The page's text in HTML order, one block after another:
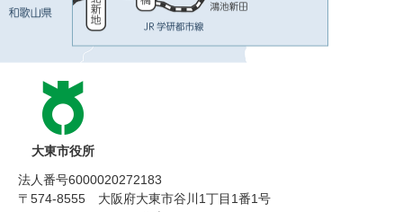
大東市役所
法人番号6000020272183
〒574-8555 大阪府大東市谷川1丁目1番1号